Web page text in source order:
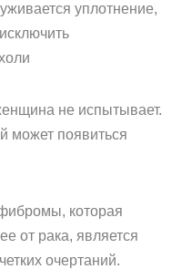
уплотнение,
не испытывает.
может появиться
которая
от рака, является
очертаний.